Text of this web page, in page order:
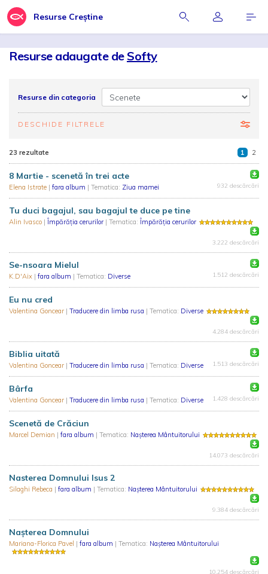
Resurse Creștine
Resurse adaugate deSofty
Resurse din categoria
DESCHIDE FILTRELE
23 rezultate 1 2
8 Martie - scenetă în trei acte
Elena Istrate | fara album | Tematica: Ziua mamei 932 descărcări
Tu duci bagajul, sau bagajul te duce pe tine
Alin Ivasco | Împărăția cerurilor | Tematica: Împărăția cerurilor
3.222 descărcări
Se-nsoara Mielul
K.D'Aix | fara album | Tematica: Diverse 1.512 descărcări
Eu nu cred
Valentina Goncear | Traducere din limba rusa | Tematica: Diverse
4.284 descărcări
Biblia uitată
Valentina Goncear | Traducere din limba rusa | Tematica: Diverse 1.513 descărcări
Bârfa
Valentina Goncear | Traducere din limba rusa | Tematica: Diverse 1.428 descărcări
Scenetă de Crăciun
Marcel Demian | fara album | Tematica: Nașterea Mântuitorului
14.073 descărcări
Nasterea Domnului Isus 2
Silaghi Rebeca | fara album | Tematica: Nașterea Mântuitorului
9.384 descărcări
Nașterea Domnului
Mariana-Florica Pavel | fara album | Tematica: Nașterea Mântuitorului
10.254 descărcări